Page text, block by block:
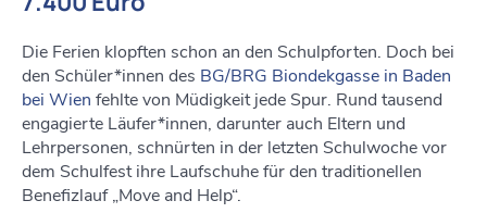
Die Ferien klopften schon an den Schulpforten. Doch bei
den Schüler*innen des BG/BRG Biondekgasse in Baden
bei Wien fehlte von Müdigkeit jede Spur. Rund tausend
engagierte Läufer*innen, darunter auch Eltern und
Lehrpersonen, schnürten in der letzten Schulwoche vor
dem Schulfest ihre Laufschuhe für den traditionellen
Benefizlauf „Move and Help“.